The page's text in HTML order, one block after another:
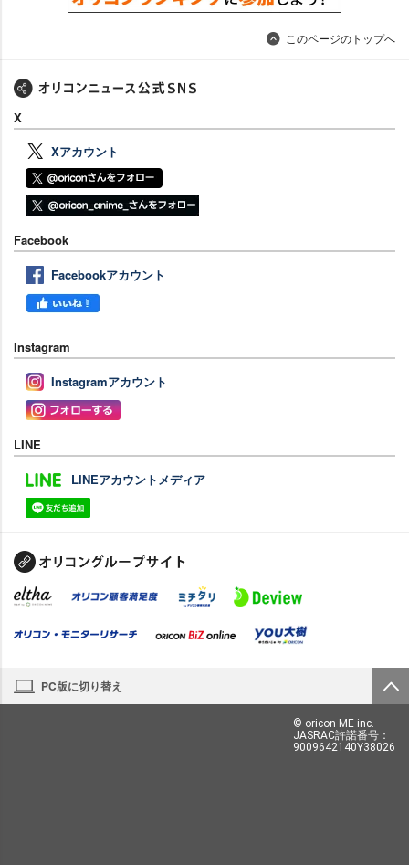
このページのトップへ
X
Xアカウント
Facebook
Facebookアカウント
Instagram
Instagramアカウント
LINE
LINEアカウントメディア
PC版に切り替え
© oricon ME inc.
JASRAC許諾番号：
9009642140Y38026